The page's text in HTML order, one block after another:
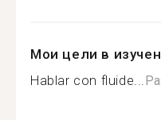
Мои цели в
Hablar con fluide...